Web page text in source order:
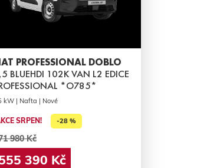
PROFESSIONAL DOBLO
BLUEHDI 102K VAN L2 EDICE
*O785*
kW | Nafta | Nové
SRPEN! -28 %
980 Kč
390 Kč